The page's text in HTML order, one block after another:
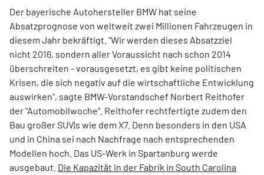
Der bayerische Autohersteller BMW hat seine
Absatzprognose von weltweit zwei Millionen Fahrzeugen in
diesem Jahr bekräftigt. "Wir werden dieses Absatzziel
nicht 2016, sondern aller Voraussicht nach schon 2014
überschreiten - vorausgesetzt, es gibt keine politischen
Krisen, die sich negativ auf die wirtschaftliche Entwicklung
auswirken", sagte BMW-Vorstandschef Norbert Reithofer
der "Automobilwoche". Reithofer rechtfertigte zudem den
Bau großer SUV¦s wie dem X7. Denn besonders in den USA
und in China sei nach Nachfrage nach entsprechenden
Modellen hoch. Das US-Werk in Spartanburg werde
ausgebaut. Die Kapazität in der Fabrik in South Carolina